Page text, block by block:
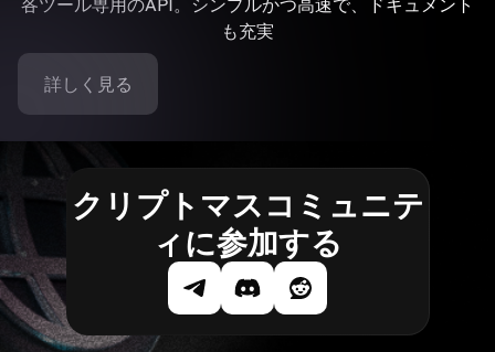
各ツール専用のAPI。シンプルかつ高速で、ドキュメント
も充実
詳しく見る
クリプトマスコミュニテ
ィに参加する